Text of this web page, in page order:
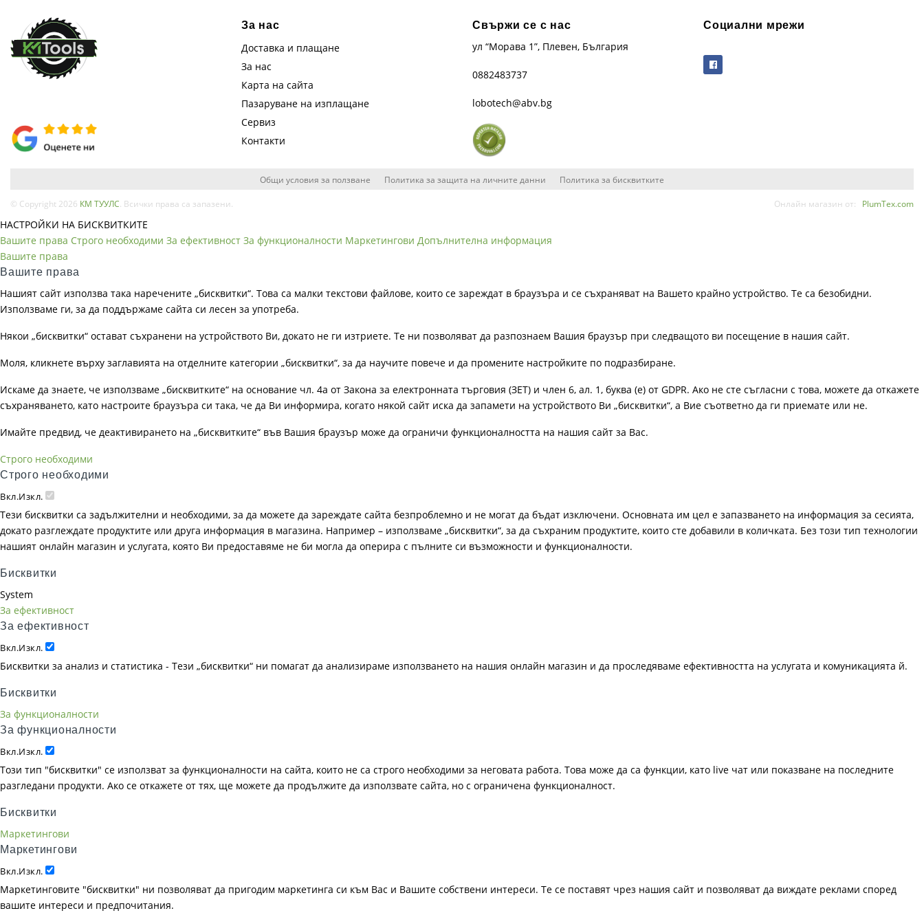
За нас
Доставка и плащане
За нас
Карта на сайта
Пазаруване на изплащане
Сервиз
Контакти
Свържи се с нас
ул “Морава 1”, Плевен, България
0882483737
lobotech@abv.bg
Социални мрежи
Общи условия за ползване Политика за защита на личните данни Политика за бисквитките
© Copyright 2026 КМ ТУУЛС . Всички права са запазени. Онлайн магазин от: PlumTex.com
НАСТРОЙКИ НА БИСКВИТКИТЕ
Вашите права Строго необходими За ефективност За функционалности Маркетингови Допълнителна информация
Вашите права
Вашите права
Нашият сайт използва така наречените „бисквитки“. Това са малки текстови файлове, които се зареждат в браузъра и се съхраняват на Вашето крайно устройство. Те са безобидни.
Използваме ги, за да поддържаме сайта си лесен за употреба.
Някои „бисквитки“ остават съхранени на устройството Ви, докато не ги изтриете. Те ни позволяват да разпознаем Вашия браузър при следващото ви посещение в нашия сайт.
Моля, кликнете върху заглавията на отделните категории „бисквитки“, за да научите повече и да промените настройките по подразбиране.
Искаме да знаете, че използваме „бисквитките“ на основание чл. 4а от Закона за електронната търговия (ЗЕТ) и член 6, ал. 1, буква (е) от GDPR. Ако не сте съгласни с това, можете да откажете
съхраняването, като настроите браузъра си така, че да Ви информира, когато някой сайт иска да запамети на устройството Ви „бисквитки“, а Вие съответно да ги приемате или не.
Имайте предвид, че деактивирането на „бисквитките“ във Вашия браузър може да ограничи функционалността на нашия сайт за Вас.
Строго необходими
Строго необходими
Вкл.Изкл.
Тези бисквитки са задължителни и необходими, за да можете да зареждате сайта безпроблемно и не могат да бъдат изключени. Основната им цел е запазването на информация за сесията,
докато разглеждате продуктите или друга информация в магазина. Например – използваме „бисквитки“, за да съхраним продуктите, които сте добавили в количката. Без този тип технологии
нашият онлайн магазин и услугата, която Ви предоставяме не би могла да оперира с пълните си възможности и функционалности.
Бисквитки
System
За ефективност
За ефективност
Вкл.Изкл.
Бисквитки за анализ и статистика - Тези „бисквитки“ ни помагат да анализираме използването на нашия онлайн магазин и да проследяваме ефективността на услугата и комуникацията й.
Бисквитки
За функционалности
За функционалности
Вкл.Изкл.
Този тип "бисквитки" се използват за функционалности на сайта, които не са строго необходими за неговата работа. Това може да са функции, като live чат или показване на последните
разгледани продукти. Ако се откажете от тях, ще можете да продължите да използвате сайта, но с ограничена функционалност.
Бисквитки
Маркетингови
Маркетингови
Вкл.Изкл.
Маркетинговите "бисквитки" ни позволяват да пригодим маркетинга си към Вас и Вашите собствени интереси. Те се поставят чрез нашия сайт и позволяват да виждате реклами според
вашите интереси и предпочитания.